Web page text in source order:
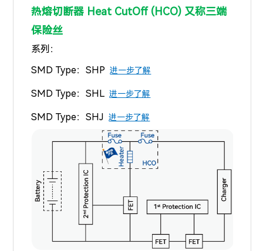
热熔切断器 Heat CutOff (HCO) 又称三端
保险丝
系列：
SMD Type：SHP进一步了解
SMD Type：SHL进一步了解
SMD Type：SHJ 进一步了解